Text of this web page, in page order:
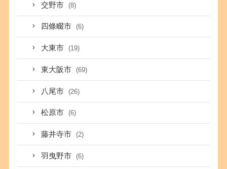
交野市 (8)
四條畷市 (6)
大東市 (19)
東大阪市 (69)
八尾市 (26)
松原市 (6)
藤井寺市 (2)
羽曳野市 (6)